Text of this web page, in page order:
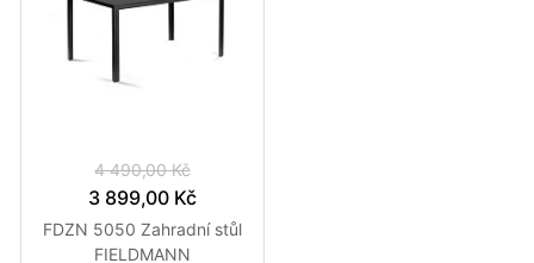
4 490,00 Kč
3 899,00 Kč
FDZN 5050 Zahradní stůl
FIELDMANN